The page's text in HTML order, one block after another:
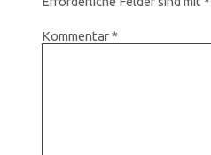
Kommentar*